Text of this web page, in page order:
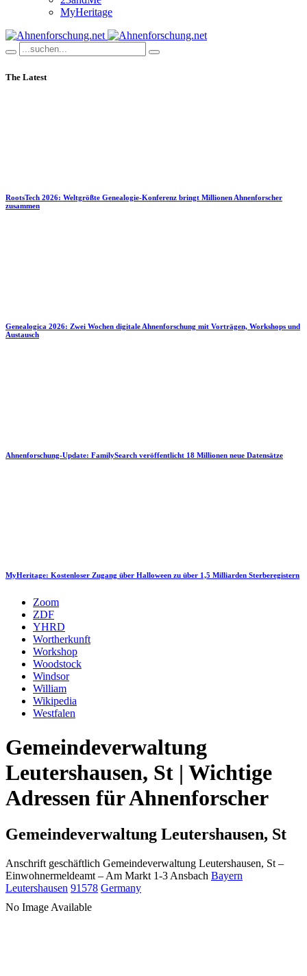
MyHeritage
The Latest
RootsTech 2026: Weltgrößte Genealogie-Konferenz bringt Millionen Ahnenforscher
zusammen
Genealogica 2026: Zwei Wochen digitale Ahnenforschung mit Vorträgen, Workshops und
Austausch
Ahnenforschung-Update: FamilySearch veröffentlicht 18 Millionen neue Datensätze
MyHeritage: Kostenloser Zugang über Halloween zu über 1,5 Milliarden Sterberegistern
Zoom
ZDF
YHRD
Wortherkunft
Workshop
Woodstock
Windsor
William
Wikipedia
Westfalen
Gemeindeverwaltung
Leutershausen, St | Wichtige
Adressen für Ahnenforscher
Gemeindeverwaltung Leutershausen, St
Anschrift geschäftlich Gemeindeverwaltung Leutershausen, St –
Einwohnermeldeamt – Am Markt 1-3 Ansbach Bayern
Leutershausen 91578 Germany
No Image Available